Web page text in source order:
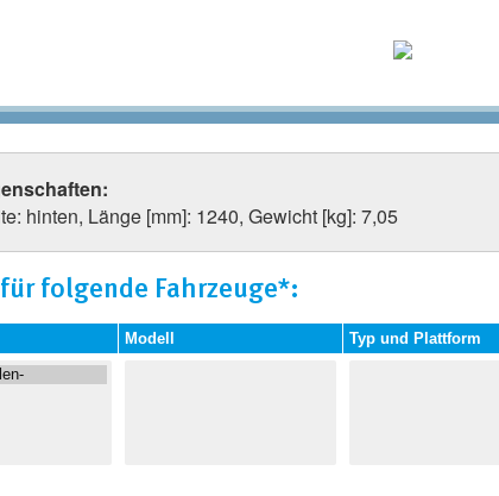
hinten, Länge [mm]: 1240, Gewicht [kg]: 7,05
folgende Fahrzeuge*:
Modell Typ und Plattform